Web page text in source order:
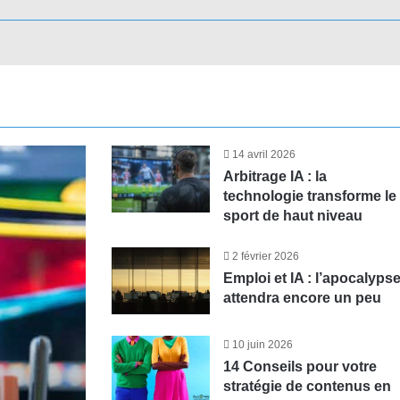
apparaître son entreprise
14 avril 2026
Arbitrage IA : la
technologie transforme le
sport de haut niveau
2 février 2026
Emploi et IA : l’apocalypse
attendra encore un peu
10 juin 2026
14 Conseils pour votre
stratégie de contenus en